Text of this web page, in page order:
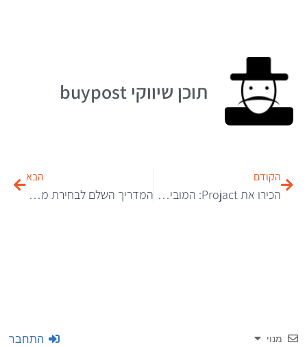
תוכן שיווקי buypost
הקודם
הכירו את Projact: המובילה בביצוע פרויקטים להקמת משרדים ומוסדות במרכז הארץ
הבא
המדריך השלם לבחירת מדפסת לייזר לבית – ולמה Brother L2865 שווה את תשומת הלב שלכם
מנוי התחבר